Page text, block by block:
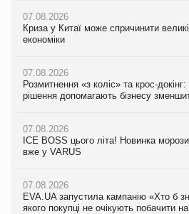
07.08.2026
Криза у Китаї може спричинити
економіки
07.08.2026
Розмитнення «з коліс» та крос-докінг:
рішення допомагають бізнесу
07.08.2026
ICE BOSS цього літа! Новинка
вже у VARUS
07.08.2026
EVA.UA запустила кампанію «Хто б
якого покупці не очікують побачити
07.08.2026
Криза у Китаї може спричинити
економіки
07.08.2026
Розмитнення «з коліс» та крос-докінг:
рішення допомагають бізнесу
07.08.2026
ICE BOSS цього літа! Новинка
вже у VARUS
07.08.2026
EVA.UA запустила кампанію «Хто б
якого покупці не очікують побачити
07.08.2026
Криза у Китаї може спричинити
економіки
07.08.2026
Kraft Heinz скоротила збиток у
Продажі Hugo Boss впали на 9%